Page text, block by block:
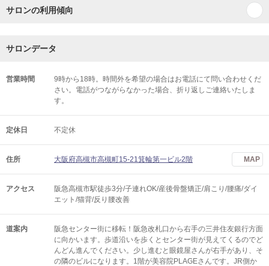
サロンの利用傾向
サロンデータ
営業時間
9時から18時。時間外を希望の場合はお電話にて問い合わせくだ
さい。電話がつながらなかった場合、折り返しご連絡いたしま
す。
定休日 不定休
住所 大阪府高槻市高槻町15-21箕輪第一ビル2階 MAP
アクセス
阪急高槻市駅徒歩3分/子連れOK/産後骨盤矯正/肩こり/腰痛/ダイ
エット/猫背/反り腰改善
道案内
阪急センター街に移転！阪急改札口から右手の三井住友銀行方面
に向かいます。歩道沿いを歩くとセンター街が見えてくるのでど
んどん進んでください。少し進むと眼鏡屋さんが右手があり、そ
の隣のビルになります。1階が美容院PLAGEさんです。JR側か